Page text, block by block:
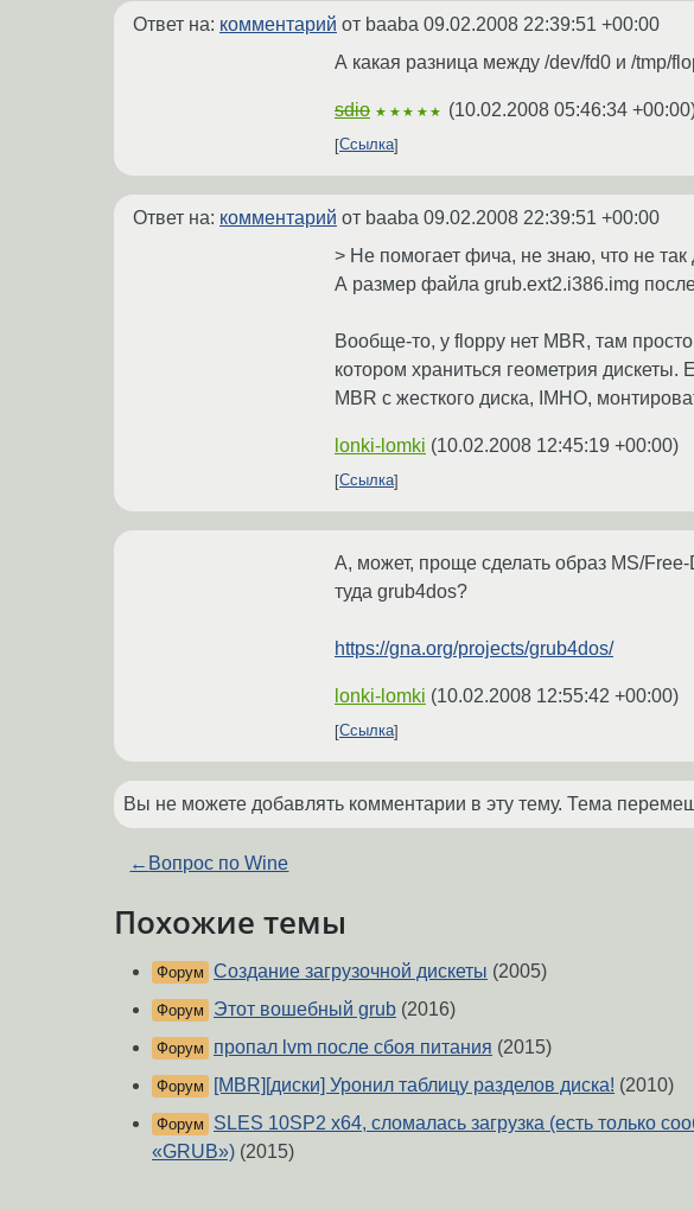
Ответ на: комментарий от baaba 09.02.2008 22:39:51 +00:00
А какая разница между /dev/fd0 и /tmp/
sdio ★★★★★ (10.02.2008 05:46:34 +00:00
Ссылка
Ответ на: комментарий от baaba 09.02.2008 22:39:51 +00:00
> Не помогает фича, не знаю, что не так
А размер файла grub.ext2.i386.img
Вообще-то, у floppy нет MBR, там
котором храниться геометрия дискеты.
MBR с жесткого диска, IMHO,
lonki-lomki (10.02.2008 12:45:19 +00:00)
Ссылка
А, может, проще сделать образ MS/Free-
туда grub4dos?
https://gna.org/projects/grub4dos/
lonki-lomki (10.02.2008 12:55:42 +00:00)
Ссылка
Вы не можете добавлять комментарии в эту тему. Тема
← Вопрос по Wine
Похожие темы
Форум Создание загрузочной дискеты (2005)
Форум Этот вошебный grub (2016)
Форум пропал lvm после сбоя питания (2015)
Форум [MBR][диски] Уронил таблицу разделов диска! (2010)
Форум
SLES 10SP2 x64, сломалась загрузка (есть только
«GRUB») (2015)